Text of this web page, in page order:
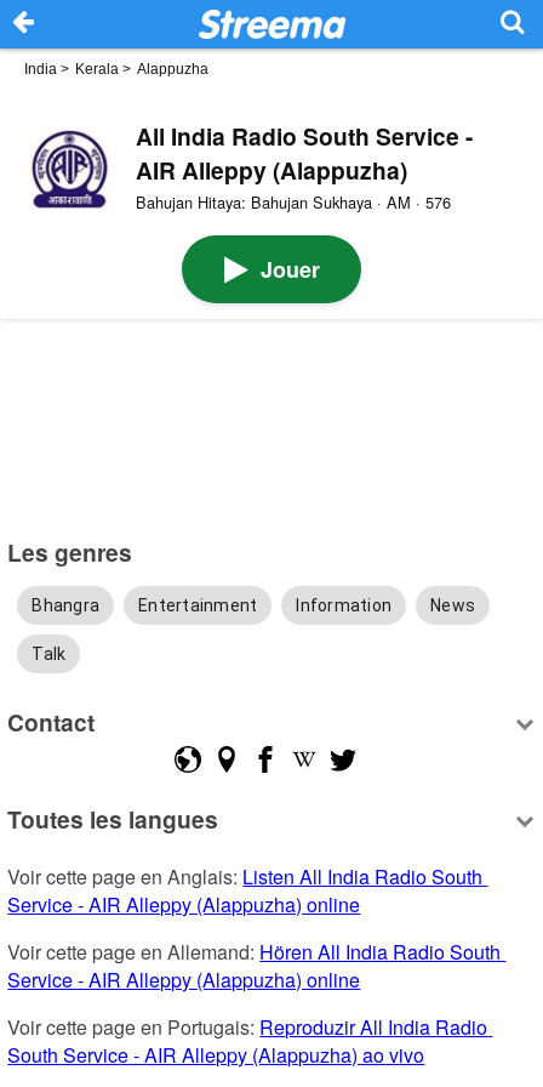
India > Kerala > Alappuzha
All India Radio South Service -
AIR Alleppy (Alappuzha)
Bahujan Hitaya: Bahujan Sukhaya · AM · 576
Jouer
Les genres
Bhangra Entertainment Information News
Talk
Contact
Toutes les langues
Voir cette page en Anglais: Listen All India Radio South
Service - AIR Alleppy (Alappuzha) online
Voir cette page en Allemand: Hören All India Radio South
Service - AIR Alleppy (Alappuzha) online
Voir cette page en Portugais: Reproduzir All India Radio
South Service - AIR Alleppy (Alappuzha) ao vivo